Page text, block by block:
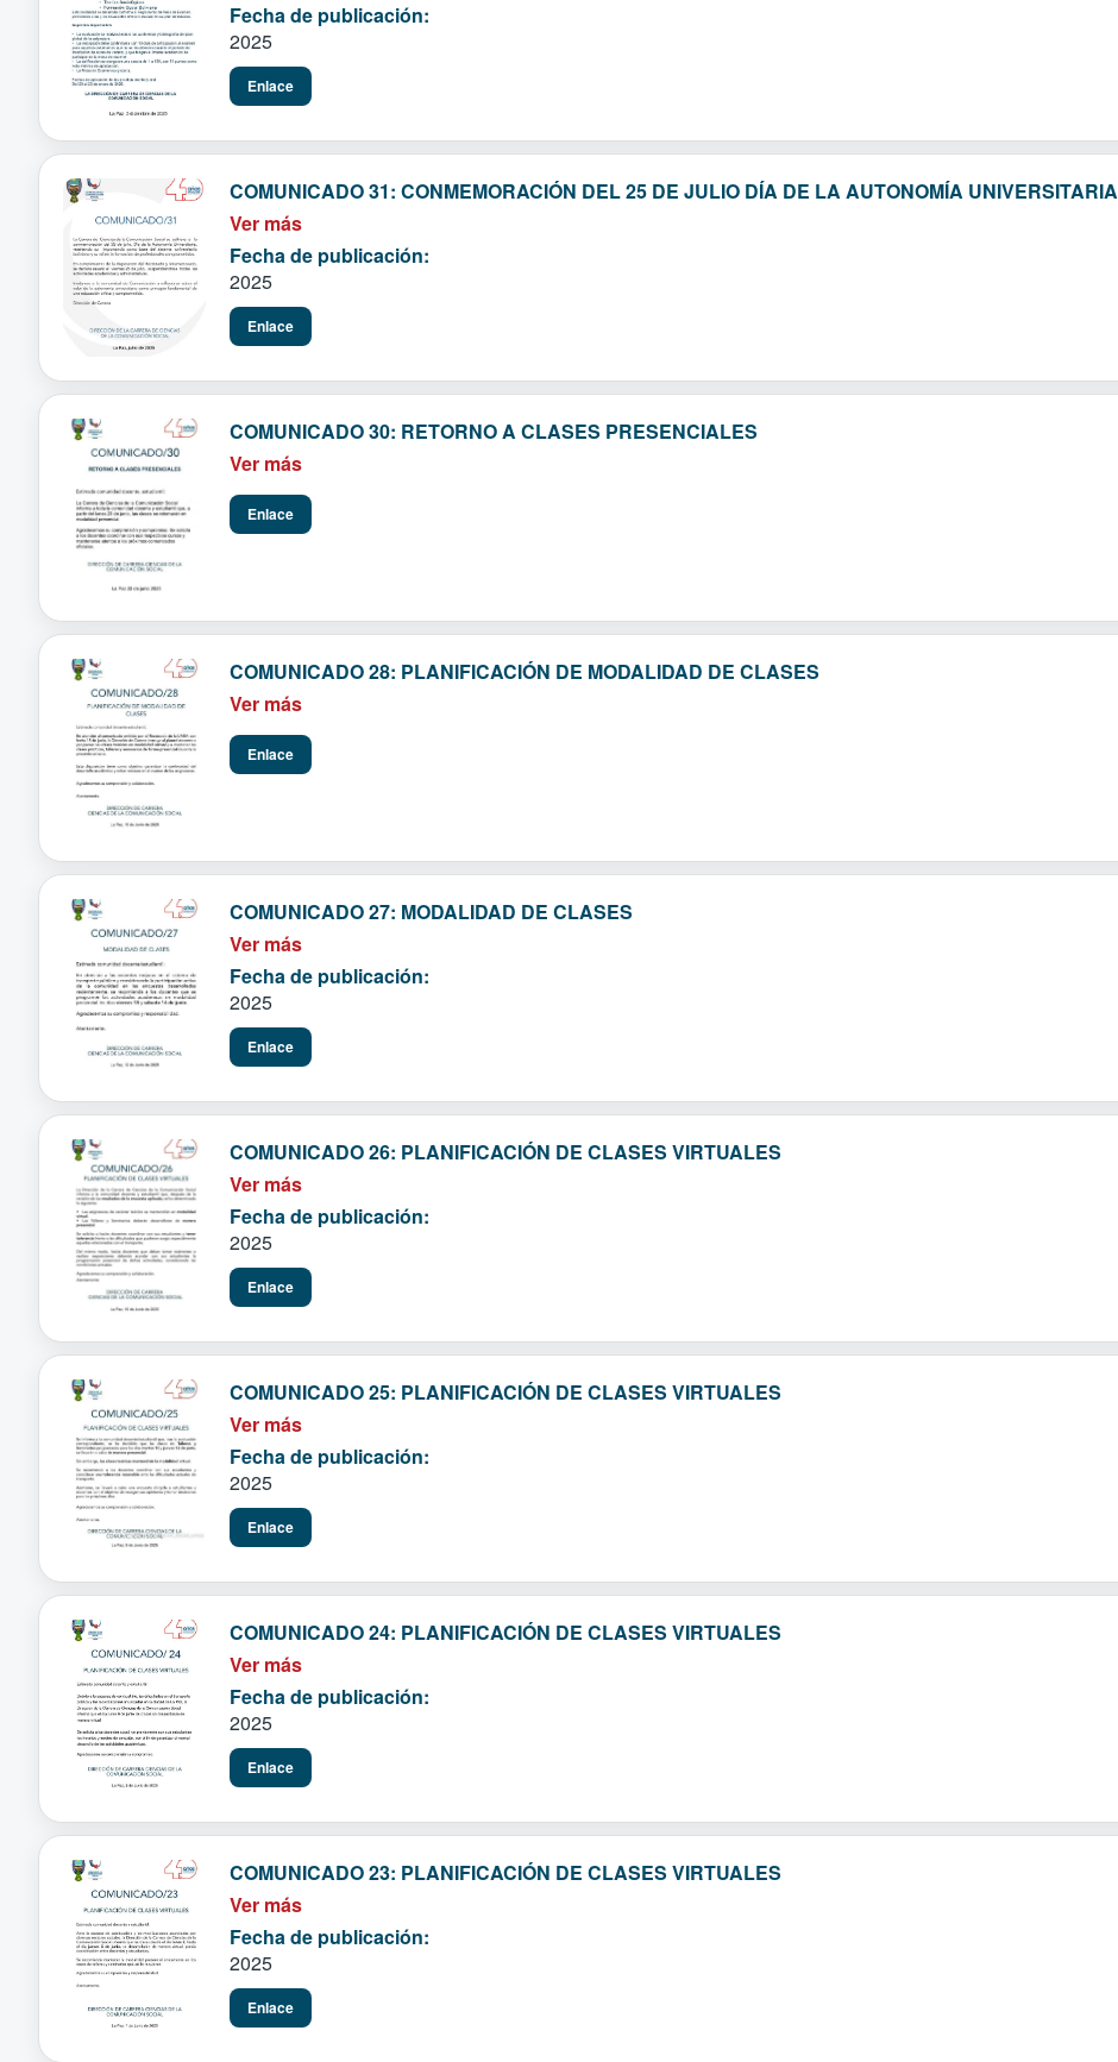
Fecha de publicación:
2025
Enlace
COMUNICADO 31: CONMEMORACIÓN DEL 25 DE JULIO DÍA DE LA AUTONOMÍA UNIVERSITARIA
Ver más
Fecha de publicación:
2025
Enlace
COMUNICADO 30: RETORNO A CLASES PRESENCIALES
Ver más
Enlace
COMUNICADO 28: PLANIFICACIÓN DE MODALIDAD DE CLASES
Ver más
Enlace
COMUNICADO 27: MODALIDAD DE CLASES
Ver más
Fecha de publicación:
2025
Enlace
COMUNICADO 26: PLANIFICACIÓN DE CLASES VIRTUALES
Ver más
Fecha de publicación:
2025
Enlace
COMUNICADO 25: PLANIFICACIÓN DE CLASES VIRTUALES
Ver más
Fecha de publicación:
2025
Enlace
COMUNICADO 24: PLANIFICACIÓN DE CLASES VIRTUALES
Ver más
Fecha de publicación:
2025
Enlace
COMUNICADO 23: PLANIFICACIÓN DE CLASES VIRTUALES
Ver más
Fecha de publicación:
2025
Enlace